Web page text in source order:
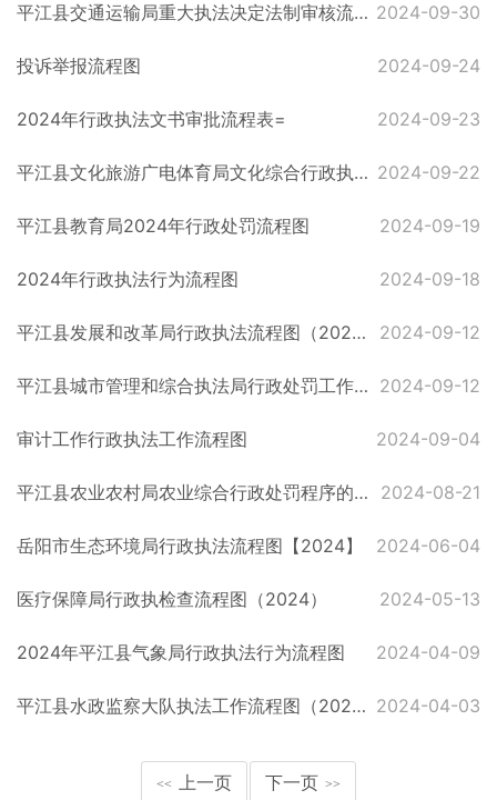
平江县交通运输局重大执法决定法制审核流程图 2024-09-30
投诉举报流程图 2024-09-24
2024年行政执法文书审批流程表= 2024-09-23
平江县文化旅游广电体育局文化综合行政执法流程图 2024-09-22
平江县教育局2024年行政处罚流程图 2024-09-19
2024年行政执法行为流程图 2024-09-18
平江县发展和改革局行政执法流程图（2024.09） 2024-09-12
平江县城市管理和综合执法局行政处罚工作流程图 2024-09-12
审计工作行政执法工作流程图 2024-09-04
平江县农业农村局农业综合行政处罚程序的流程图 2024-08-21
岳阳市生态环境局行政执法流程图【2024】 2024-06-04
医疗保障局行政执检查流程图（2024） 2024-05-13
2024年平江县气象局行政执法行为流程图 2024-04-09
平江县水政监察大队执法工作流程图（2024） 2024-04-03
<< 上一页 下一页 >>